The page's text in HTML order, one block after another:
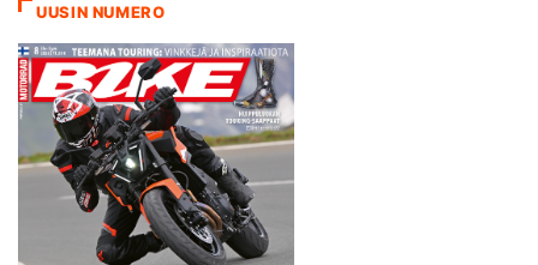
UUSIN NUMERO